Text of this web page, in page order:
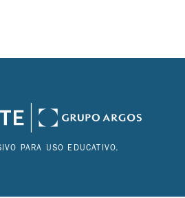
PARA USO EDUCATIVO.